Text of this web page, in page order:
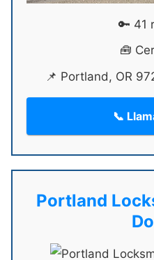
🔑 41
🧰
📌 Portland, OR
📞
Portland